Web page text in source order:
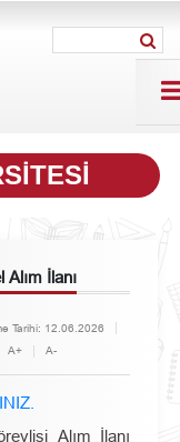
İlanı
Tarihi: 12.06.2026
A+ A-
Alım İlanı